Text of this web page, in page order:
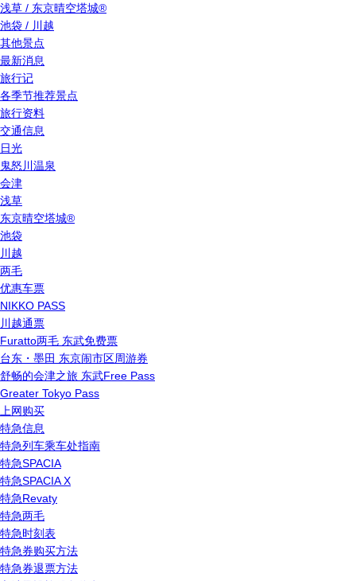
浅草 / 东京晴空塔城®
池袋 / 川越
其他景点
最新消息
旅行记
各季节推荐景点
旅行资料
交通信息
日光
鬼怒川温泉
会津
浅草
东京晴空塔城®
池袋
川越
两毛
优惠车票
NIKKO PASS
川越通票
Furatto两毛 东武免费票
台东・墨田 东京闹市区周游券
舒畅的会津之旅 东武Free Pass
Greater Tokyo Pass
上网购买
特急信息
特急列车乘车处指南
特急SPACIA
特急SPACIA X
特急Revaty
特急两毛
特急时刻表
特急券购买方法
特急券退票方法